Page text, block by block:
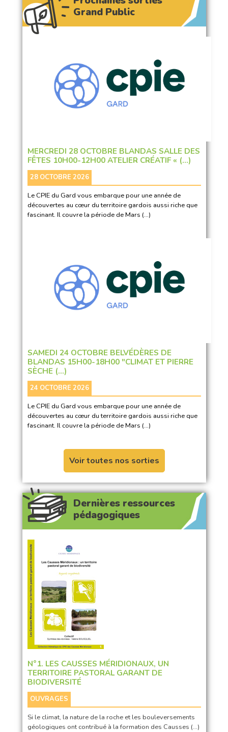
Grand Public
MERCREDI 28 OCTOBRE BLANDAS SALLE DES
FÊTES 10H00-12H00 ATELIER CRÉATIF « (…)
28 OCTOBRE 2026
Le CPIE du Gard vous embarque pour une année de
découvertes au cœur du territoire gardois aussi riche que
fascinant. Il couvre la période de Mars (…)
SAMEDI 24 OCTOBRE BELVÉDÈRES DE
BLANDAS 15H00-18H00 "CLIMAT ET PIERRE
SÈCHE (…)
24 OCTOBRE 2026
Le CPIE du Gard vous embarque pour une année de
découvertes au cœur du territoire gardois aussi riche que
fascinant. Il couvre la période de Mars (…)
Voir toutes nos sorties
Dernières ressources
pédagogiques
N°1. LES CAUSSES MÉRIDIONAUX, UN
TERRITOIRE PASTORAL GARANT DE
BIODIVERSITÉ
OUVRAGES
Si le climat, la nature de la roche et les bouleversements
géologiques ont contribué à la formation des Causses (…)